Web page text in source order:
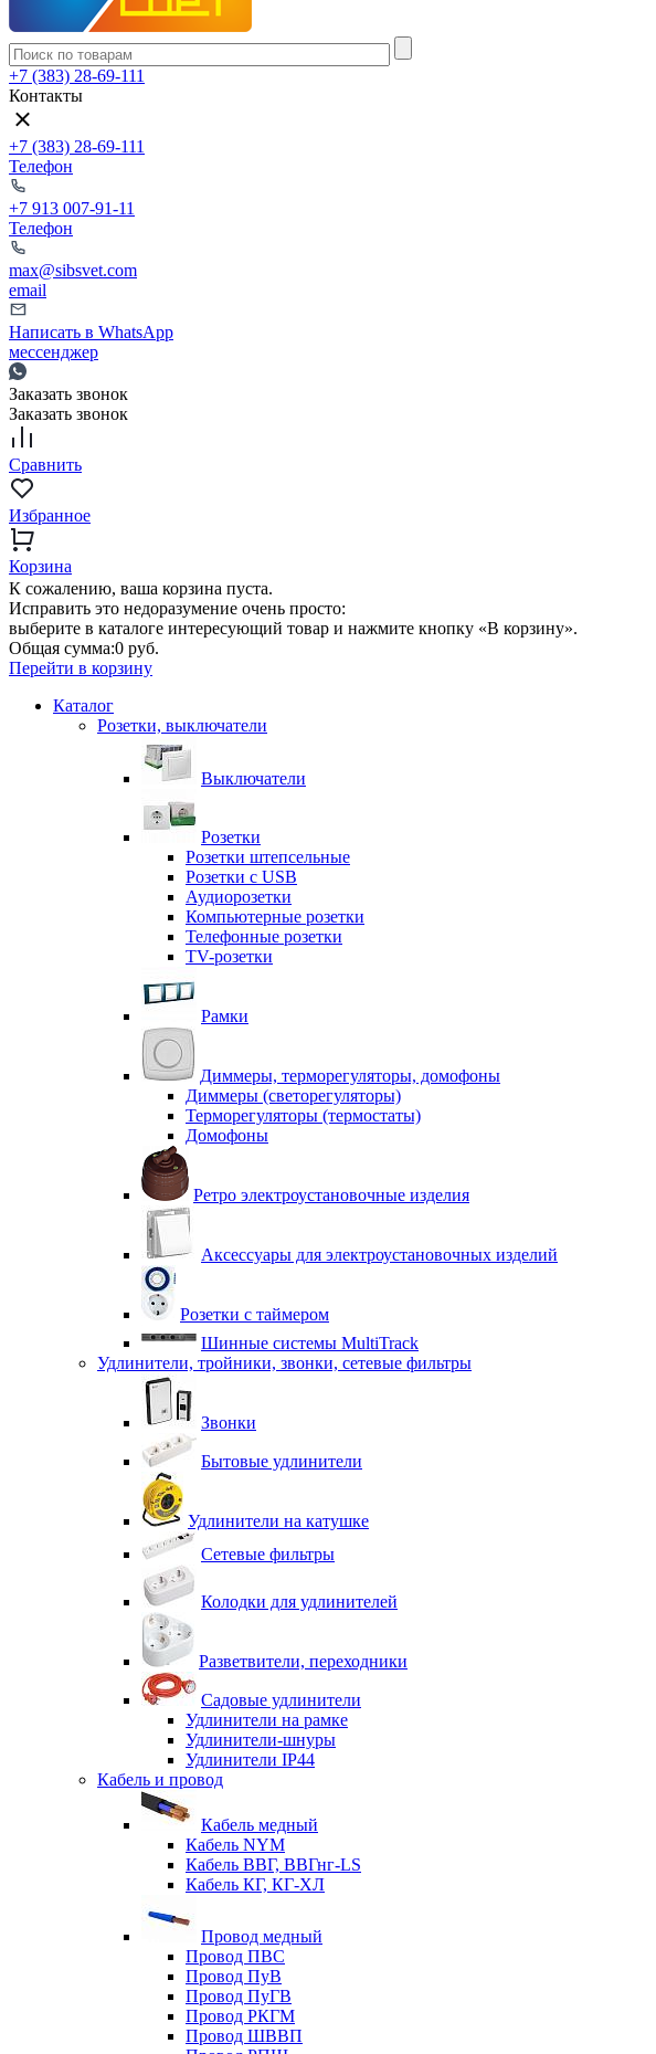
+7 (383) 28-69-111
Контакты
+7 (383) 28-69-111
Телефон
+7 913 007-91-11
Телефон
max@sibsvet.com
email
Написать в WhatsApp
мессенджер
Заказать звонок
Заказать звонок
Сравнить
Избранное
Корзина
К сожалению, ваша корзина пуста.
Исправить это недоразумение очень просто:
выберите в каталоге интересующий товар и нажмите кнопку «В корзину».
Общая сумма:0 руб.
Перейти в корзину
Каталог
Розетки, выключатели
Выключатели
Розетки
Розетки штепсельные
Розетки с USB
Аудиорозетки
Компьютерные розетки
Телефонные розетки
TV-розетки
Рамки
Диммеры, терморегуляторы, домофоны
Диммеры (светорегуляторы)
Терморегуляторы (термостаты)
Домофоны
Ретро электроустановочные изделия
Аксессуары для электроустановочных изделий
Розетки с таймером
Шинные системы MultiTrack
Удлинители, тройники, звонки, сетевые фильтры
Звонки
Бытовые удлинители
Удлинители на катушке
Сетевые фильтры
Колодки для удлинителей
Разветвители, переходники
Садовые удлинители
Удлинители на рамке
Удлинители-шнуры
Удлинители IP44
Кабель и провод
Кабель медный
Кабель NYM
Кабель ВВГ, ВВГнг-LS
Кабель КГ, КГ-ХЛ
Провод медный
Провод ПВС
Провод ПуВ
Провод ПуГВ
Провод РКГМ
Провод ШВВП